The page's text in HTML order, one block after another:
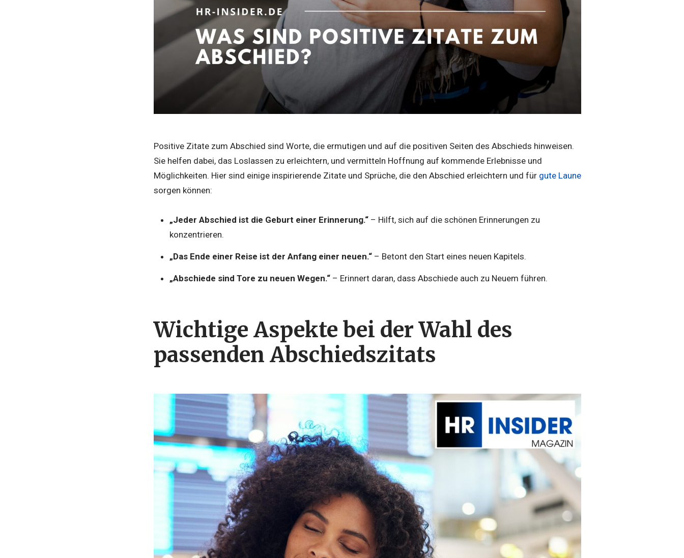
Positive Zitate zum Abschied sind Worte, die ermutigen und auf die positiven Seiten des Abschieds hinweisen.
Sie helfen dabei, das Loslassen zu erleichtern, und vermitteln Hoffnung auf kommende Erlebnisse und
Möglichkeiten. Hier sind einige inspirierende Zitate und Sprüche, die den Abschied erleichtern und für gute Laune
sorgen können:
„Jeder Abschied ist die Geburt einer Erinnerung.“– Hilft, sich auf die schönen Erinnerungen zu
konzentrieren.
„Das Ende einer Reise ist der Anfang einer neuen.“– Betont den Start eines neuen Kapitels.
„Abschiede sind Tore zu neuen Wegen.“– Erinnert daran, dass Abschiede auch zu Neuem führen.
Wichtige Aspekte bei der Wahl des
passenden Abschiedszitats